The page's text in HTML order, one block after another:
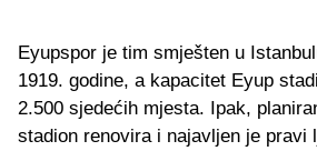
Eyupspor je tim smješten u
1919. godine, a kapacitet Eyup
2.500 sjedećih mjesta. Ipak,
stadion renovira i najavljen je pravi